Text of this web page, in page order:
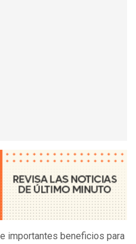
importantes beneficios para